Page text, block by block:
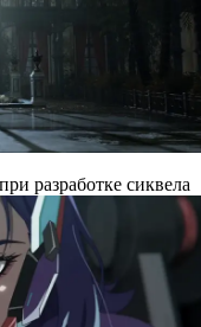
разработке сиквела